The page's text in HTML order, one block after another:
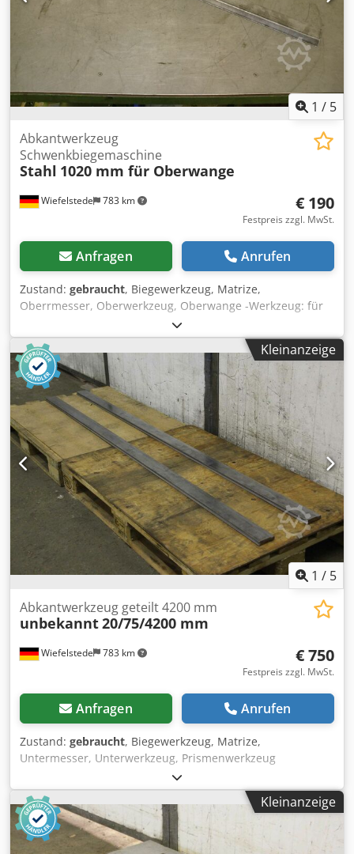
1 / 5
Wiefelstede 783 km
Abkantwerkzeug
Schwenkbiegemaschine
Stahl 1020 mm für Oberwange
€ 190
Festpreis zzgl. MwSt.
Anfragen Anrufen
Zustand: gebraucht, Biegewerkzeug, Matrize,
Oberrmesser, Oberwerkzeug, Oberwange -Werkzeug: für
Schwenkbiegemaschine -Abmessungen: 60 x 15 mm Djdjcn
Shrepfx Al Dsck -Länge: 1020 mm -Gewicht: 6 kg
Kleinanzeige
1 / 5
Wiefelstede 783 km
Abkantwerkzeug geteilt 4200 mm
unbekannt20/75/4200 mm
€ 750
Festpreis zzgl. MwSt.
Anfragen Anrufen
Zustand: gebraucht, Biegewerkzeug, Matrize,
Untermesser, Unterwerkzeug, Prismenwerkzeug
Dcsdpfxjfckfls Al Dek -Werkzeug für: Abkantpresse -
Prismen: 90° 12 mm -Zeichnung: bei den Fotos -Länge:
4200 mm (2 x 2100 mm) -Abmessung: 20 x 75 mm -
Gewicht: 44 kg
Kleinanzeige